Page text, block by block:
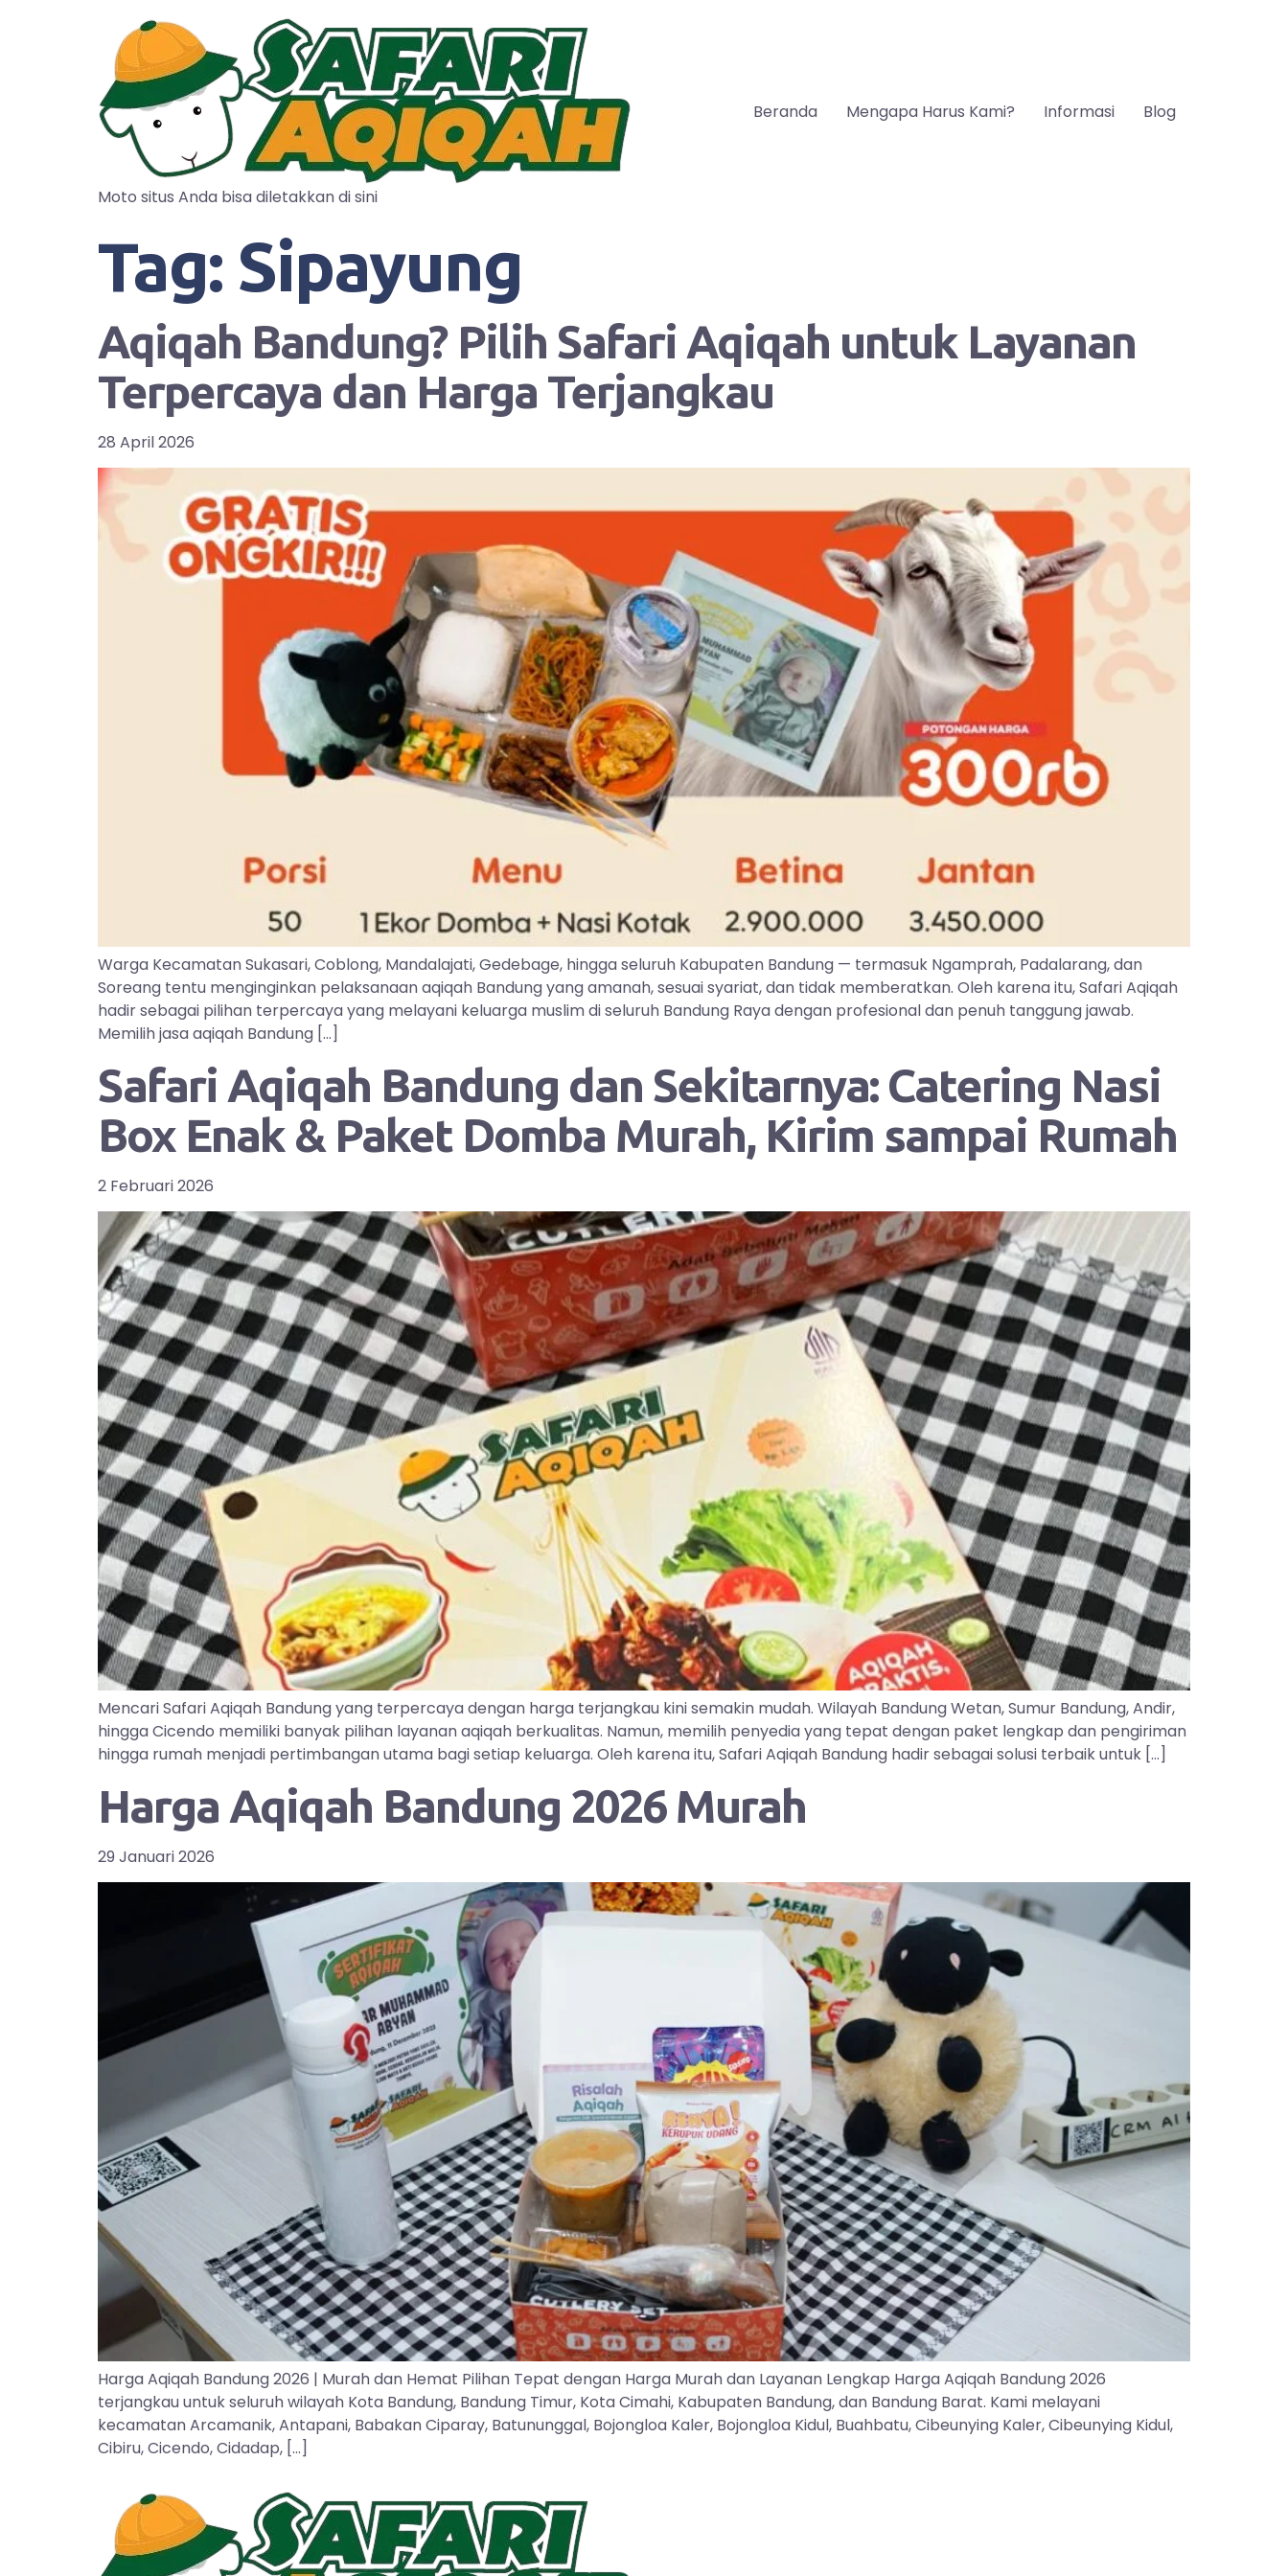
Moto situs Anda bisa diletakkan di sini
Beranda Mengapa Harus Kami? Informasi Blog
Tag: Sipayung
Aqiqah Bandung? Pilih Safari Aqiqah untuk Layanan
Terpercaya dan Harga Terjangkau
28 April 2026
Warga Kecamatan Sukasari, Coblong, Mandalajati, Gedebage, hingga seluruh Kabupaten Bandung — termasuk Ngamprah, Padalarang, dan
Soreang tentu menginginkan pelaksanaan aqiqah Bandung yang amanah, sesuai syariat, dan tidak memberatkan. Oleh karena itu, Safari Aqiqah
hadir sebagai pilihan terpercaya yang melayani keluarga muslim di seluruh Bandung Raya dengan profesional dan penuh tanggung jawab.
Memilih jasa aqiqah Bandung […]
Safari Aqiqah Bandung dan Sekitarnya: Catering Nasi
Box Enak & Paket Domba Murah, Kirim sampai Rumah
2 Februari 2026
Mencari Safari Aqiqah Bandung yang terpercaya dengan harga terjangkau kini semakin mudah. Wilayah Bandung Wetan, Sumur Bandung, Andir,
hingga Cicendo memiliki banyak pilihan layanan aqiqah berkualitas. Namun, memilih penyedia yang tepat dengan paket lengkap dan pengiriman
hingga rumah menjadi pertimbangan utama bagi setiap keluarga. Oleh karena itu, Safari Aqiqah Bandung hadir sebagai solusi terbaik untuk […]
Harga Aqiqah Bandung 2026 Murah
29 Januari 2026
Harga Aqiqah Bandung 2026 | Murah dan Hemat Pilihan Tepat dengan Harga Murah dan Layanan Lengkap Harga Aqiqah Bandung 2026
terjangkau untuk seluruh wilayah Kota Bandung, Bandung Timur, Kota Cimahi, Kabupaten Bandung, dan Bandung Barat. Kami melayani
kecamatan Arcamanik, Antapani, Babakan Ciparay, Batununggal, Bojongloa Kaler, Bojongloa Kidul, Buahbatu, Cibeunying Kaler, Cibeunying Kidul,
Cibiru, Cicendo, Cidadap, […]